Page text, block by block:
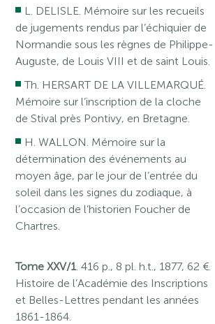
L. DELISLE. Mémoire sur les recueils
de jugements rendus par l’échiquier de
Normandie sous les règnes de Philippe-
Auguste, de Louis VIII et de saint Louis.
Th. HERSART DE LA VILLEMARQUÉ.
Mémoire sur l’inscription de la cloche
de Stival près Pontivy, en Bretagne.
H. WALLON. Mémoire sur la
détermination des événements au
moyen âge, par le jour de l’entrée du
soleil dans les signes du zodiaque, à
l’occasion de l’historien Foucher de
Chartres.
Tome XXV/1. 416 p., 8 pl. h.t., 1877, 62 €.
Histoire de l’Académie des Inscriptions
et Belles-Lettres pendant les années
1861-1864.